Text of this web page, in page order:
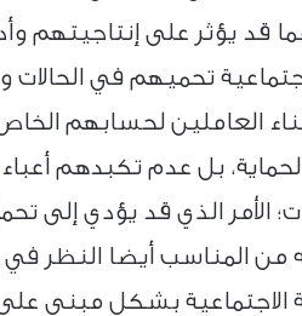
قد يؤثر على إنتاجيتهم
تحميهم في الحالات
العاملين لحسابهم
بل عدم تكبدهم
الأمر الذي قد يؤدي إلى
من المناسب أيضا النظر
بشكل مبني